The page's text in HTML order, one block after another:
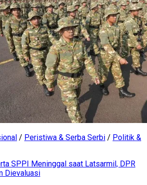
/ Peristiwa & Serba Serbi / Politik &
SPPI Meninggal saat Latsarmil, DPR
Dievaluasi